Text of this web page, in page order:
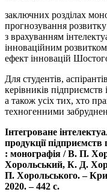
заключних розділах
прогнозування
з врахуванням
інноваційним
ефект інновацій
Для студентів,
керівників підприємств
а також усіх тих, хто
техногенними
Інтегроване
продукції
: монографія / В. П.
Хорольський, К. Д.
П. Хорольського. –
2020. – 442 с.